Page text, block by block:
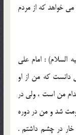
خواهد كه از مردم
السلام) : امام علي
دانست كه من از او
من است ، ولي در
شد و من در دوره
خار در چشم داشتم .